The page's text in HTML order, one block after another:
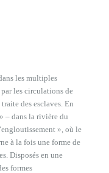
les multiples
les circulations de
des esclaves. En
– dans la rivière du
», où le
à la fois une forme de
Disposés en une
formes